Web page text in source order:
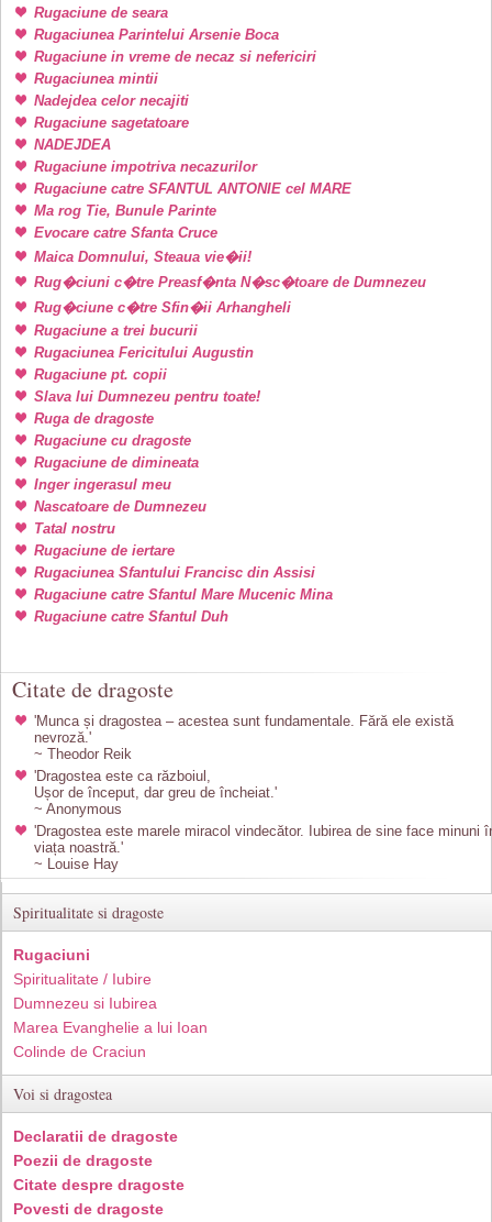
Rugaciune de seara
Rugaciunea Parintelui Arsenie Boca
Rugaciune in vreme de necaz si nefericiri
Rugaciunea mintii
Nadejdea celor necajiti
Rugaciune sagetatoare
NADEJDEA
Rugaciune impotriva necazurilor
Rugaciune catre SFANTUL ANTONIE cel MARE
Ma rog Tie, Bunule Parinte
Evocare catre Sfanta Cruce
Maica Domnului, Steaua vie�ii!
Rug�ciuni c�tre Preasf�nta N�sc�toare de Dumnezeu
Rug�ciune c�tre Sfin�ii Arhangheli
Rugaciune a trei bucurii
Rugaciunea Fericitului Augustin
Rugaciune pt. copii
Slava lui Dumnezeu pentru toate!
Ruga de dragoste
Rugaciune cu dragoste
Rugaciune de dimineata
Inger ingerasul meu
Nascatoare de Dumnezeu
Tatal nostru
Rugaciune de iertare
Rugaciunea Sfantului Francisc din Assisi
Rugaciune catre Sfantul Mare Mucenic Mina
Rugaciune catre Sfantul Duh
Citate de dragoste
'Munca și dragostea – acestea sunt fundamentale. Fără ele există
nevroză.'
~ Theodor Reik
'Dragostea este ca războiul,
Ușor de început, dar greu de încheiat.'
~ Anonymous
'Dragostea este marele miracol vindecător. Iubirea de sine face minuni
viața noastră.'
~ Louise Hay
Spiritualitate si dragoste
Rugaciuni
Spiritualitate / Iubire
Dumnezeu si Iubirea
Marea Evanghelie a lui Ioan
Colinde de Craciun
Voi si dragostea
Declaratii de dragoste
Poezii de dragoste
Citate despre dragoste
Povesti de dragoste